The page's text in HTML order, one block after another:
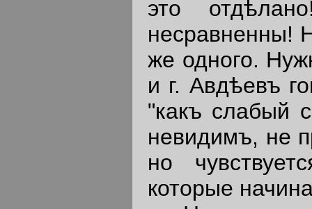
это
несравненны!
же одного.
и г. Авдѣевъ
"какъ слабый
невидимъ, не
но
которые